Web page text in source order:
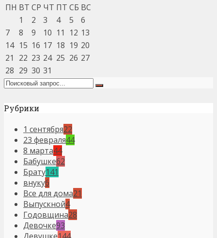
ПН ВТ СР ЧТ ПТ СБ ВС
1
2 3 4 5
6
7
8 9 10 11 12 13
14 15 16 17 18 19 20
21
22 23 24 25 26 27
28 29 30 31
Рубрики
1 сентября22
23 февраля44
8 марта44
Бабушке62
Брату141
внуку6
Все для дома21
Выпускной4
Годовщина28
Девочке93